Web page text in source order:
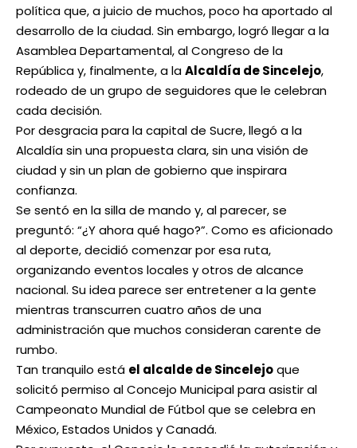
política que, a juicio de muchos, poco ha aportado al
desarrollo de la ciudad. Sin embargo, logró llegar a la
Asamblea Departamental, al Congreso de la
República y, finalmente, a laAlcaldía de Sincelejo,
rodeado de un grupo de seguidores que le celebran
cada decisión.
Por desgracia para la capital de Sucre, llegó a la
Alcaldía sin una propuesta clara, sin una visión de
ciudad y sin un plan de gobierno que inspirara
confianza.
Se sentó en la silla de mando y, al parecer, se
preguntó: “¿Y ahora qué hago?”. Como es aficionado
al deporte, decidió comenzar por esa ruta,
organizando eventos locales y otros de alcance
nacional. Su idea parece ser entretener a la gente
mientras transcurren cuatro años de una
administración que muchos consideran carente de
rumbo.
Tan tranquilo está el alcalde de Sincelejoque
solicitó permiso al Concejo Municipal para asistir al
Campeonato Mundial de Fútbol que se celebra en
México, Estados Unidos y Canadá.